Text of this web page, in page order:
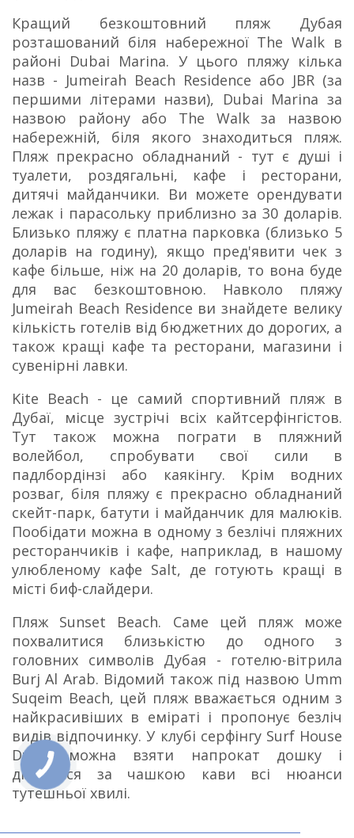
Кращий безкоштовний пляж Дубая
розташований біля набережної The Walk в
районі Dubai Marina. У цього пляжу кілька
назв - Jumeirah Beach Residence або JBR (за
першими літерами назви), Dubai Marina за
назвою району або The Walk за назвою
набережній, біля якого знаходиться пляж.
Пляж прекрасно обладнаний - тут є душі і
туалети, роздягальні, кафе і ресторани,
дитячі майданчики. Ви можете орендувати
лежак і парасольку приблизно за 30 доларів.
Близько пляжу є платна парковка (близько 5
доларів на годину), якщо пред'явити чек з
кафе більше, ніж на 20 доларів, то вона буде
для вас безкоштовною. Навколо пляжу
Jumeirah Beach Residence ви знайдете велику
кількість готелів від бюджетних до дорогих, а
також кращі кафе та ресторани, магазини і
сувенірні лавки.
Kite Beach - це самий спортивний пляж в
Дубаї, місце зустрічі всіх кайтсерфінгістов.
Тут також можна пограти в пляжний
волейбол, спробувати свої сили в
падлбордінзі або каякінгу. Крім водних
розваг, біля пляжу є прекрасно обладнаний
скейт-парк, батути і майданчик для малюків.
Пообідати можна в одному з безлічі пляжних
ресторанчиків і кафе, наприклад, в нашому
улюбленому кафе Salt, де готують кращі в
місті биф-слайдери.
Пляж Sunset Beach. Саме цей пляж може
похвалитися близькістю до одного з
головних символів Дубая - готелю-вітрила
Burj Al Arab. Відомий також під назвою Umm
Suqeim Beach, цей пляж вважається одним з
найкрасивіших в еміраті і пропонує безліч
видів відпочинку. У клубі серфінгу Surf House
Dubai можна взяти напрокат дошку і
дізнатися за чашкою кави всі нюанси
тутешньої хвилі.